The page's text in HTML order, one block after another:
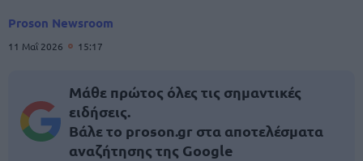
Proson Newsroom
11 Μαΐ 2026 15:17
Μάθε πρώτος όλες τις σημαντικές
ειδήσεις.
Βάλε το proson.gr στα αποτελέσματα
αναζήτησης της Google